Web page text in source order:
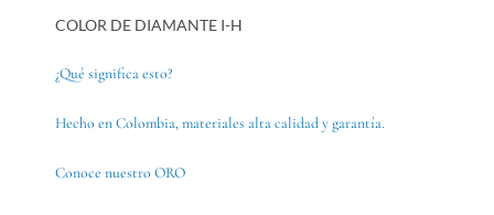
COLOR DE DIAMANTE I-H
¿Qué significa esto?
Hecho en Colombia, materiales alta calidad y garantía.
Conoce nuestro ORO